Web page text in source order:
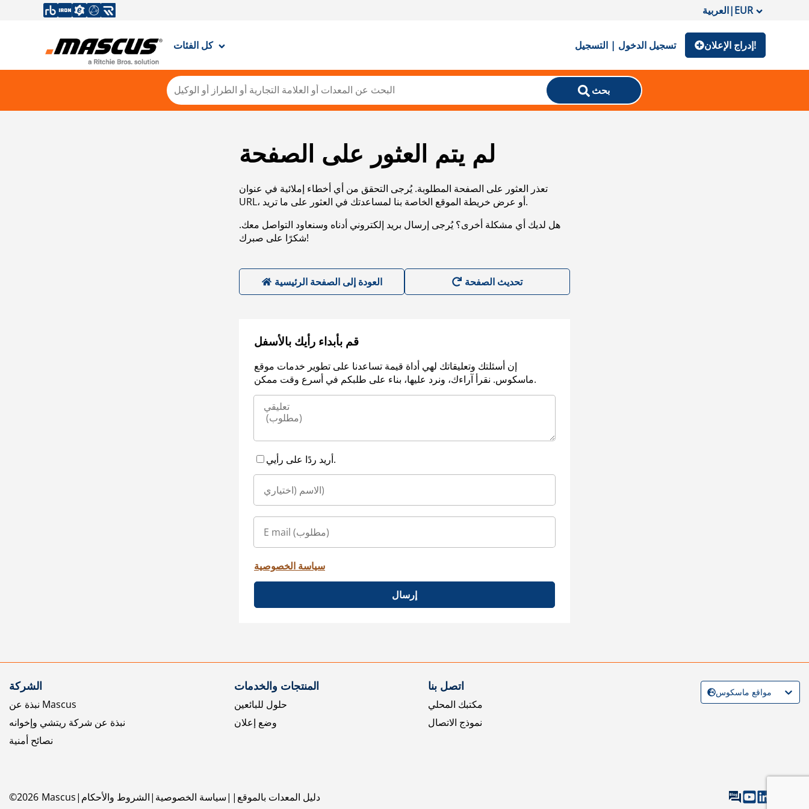
العربية|EUR
كل الفئات تسجيل الدخول | التسجيل إدراج الإعلان!
بحث
لم يتم العثور على الصفحة
تعذر العثور على الصفحة المطلوبة. يُرجى التحقق من أي أخطاء إملائية في عنوان
URL، أو عرض خريطة الموقع الخاصة بنا لمساعدتك في العثور على ما تريد.
هل لديك أي مشكلة أخرى؟ يُرجى إرسال بريد إلكتروني أدناه وسنعاود التواصل معك.
شكرًا على صبرك!
العودة إلى الصفحة الرئيسية
قم بأبداء رأيك بالأسفل
إن أسئلتك وتعليقاتك لهي أداة قيمة تساعدنا على تطوير خدمات موقع
ماسكوس. نقرأ آراءك، ونرد عليها، بناء على طلبكم في أسرع وقت ممكن.
أريد ردًا على رأيي.
سياسة الخصوصية
إرسال
الشركة
نبذة عن Mascus
نبذة عن شركة ريتشي وإخوانه
نصائح أمنية
المنتجات والخدمات
حلول للبائعين
وضع إعلان
اتصل بنا
مكتبك المحلي
نموذج الاتصال
©2026 Mascus الشروط والأحكام سياسة الخصوصية دليل المعدات بالموقع
مواقع ماسكوس